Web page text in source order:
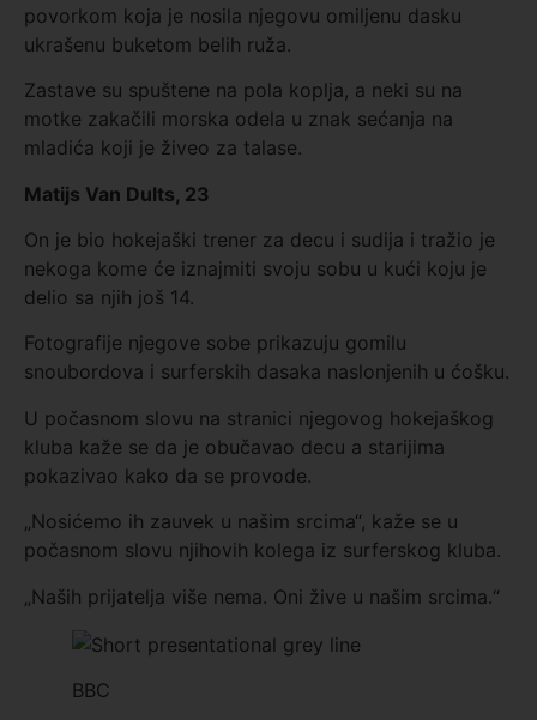
povorkom koja je nosila njegovu omiljenu dasku
ukrašenu buketom belih ruža.
Zastave su spuštene na pola koplja, a neki su na
motke zakačili morska odela u znak sećanja na
mladića koji je živeo za talase.
Matijs Van Dults, 23
On je bio hokejaški trener za decu i sudija i tražio je
nekoga kome će iznajmiti svoju sobu u kući koju je
delio sa njih još 14.
Fotografije njegove sobe prikazuju gomilu
snoubordova i surferskih dasaka naslonjenih u ćošku.
U počasnom slovu na stranici njegovog hokejaškog
kluba kaže se da je obučavao decu a starijima
pokazivao kako da se provode.
„Nosićemo ih zauvek u našim srcima“, kaže se u
počasnom slovu njihovih kolega iz surferskog kluba.
„Naših prijatelja više nema. Oni žive u našim srcima.“
BBC